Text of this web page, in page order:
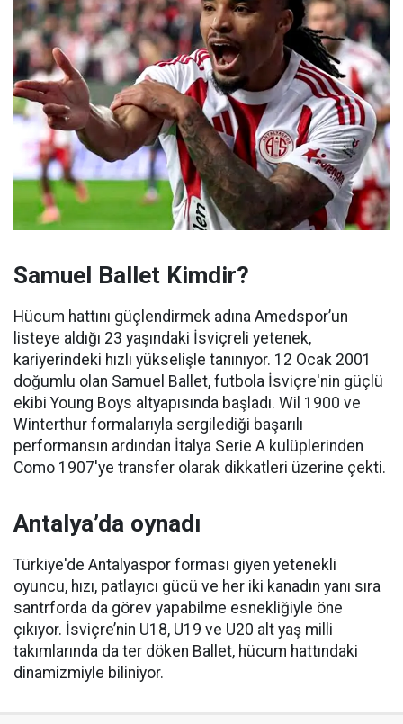
Samuel Ballet Kimdir?
Hücum hattını güçlendirmek adına Amedspor’un
listeye aldığı 23 yaşındaki İsviçreli yetenek,
kariyerindeki hızlı yükselişle tanınıyor. 12 Ocak 2001
doğumlu olan Samuel Ballet, futbola İsviçre'nin güçlü
ekibi Young Boys altyapısında başladı. Wil 1900 ve
Winterthur formalarıyla sergilediği başarılı
performansın ardından İtalya Serie A kulüplerinden
Como 1907'ye transfer olarak dikkatleri üzerine çekti.
Antalya’da oynadı
Türkiye'de Antalyaspor forması giyen yetenekli
oyuncu, hızı, patlayıcı gücü ve her iki kanadın yanı sıra
santrforda da görev yapabilme esnekliğiyle öne
çıkıyor. İsviçre’nin U18, U19 ve U20 alt yaş milli
takımlarında da ter döken Ballet, hücum hattındaki
dinamizmiyle biliniyor.